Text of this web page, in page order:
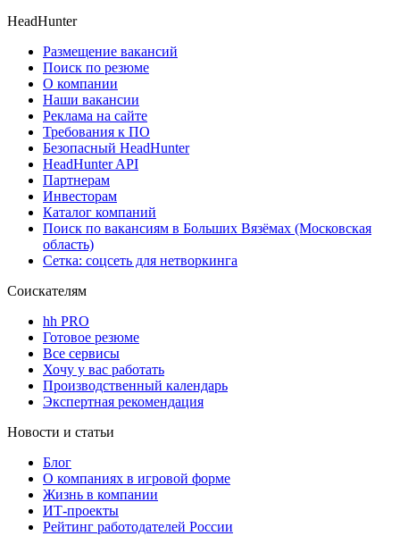
HeadHunter
Размещение вакансий
Поиск по резюме
О компании
Наши вакансии
Реклама на сайте
Требования к ПО
Безопасный HeadHunter
HeadHunter API
Партнерам
Инвесторам
Каталог компаний
Поиск по вакансиям в Больших Вязёмах (Московская
область)
Сетка: соцсеть для нетворкинга
Соискателям
hh PRO
Готовое резюме
Все сервисы
Хочу у вас работать
Производственный календарь
Экспертная рекомендация
Новости и статьи
Блог
О компаниях в игровой форме
Жизнь в компании
ИТ-проекты
Рейтинг работодателей России